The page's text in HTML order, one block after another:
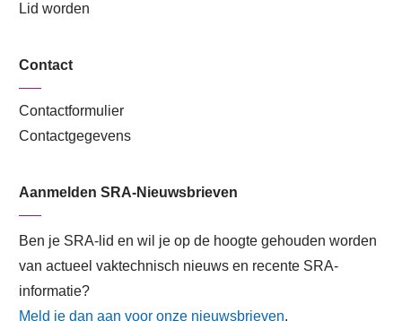
Lid worden
Contact
Contactformulier
Contactgegevens
Aanmelden SRA-Nieuwsbrieven
Ben je SRA-lid en wil je op de hoogte gehouden worden
van actueel vaktechnisch nieuws en recente SRA-
informatie?
Meld je dan aan voor onze nieuwsbrieven.